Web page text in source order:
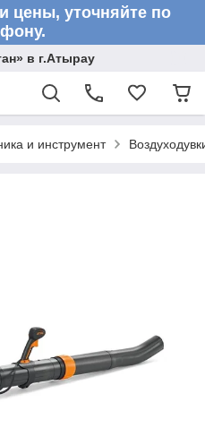
цены, уточняйте по
в г.Атырау
и инструмент